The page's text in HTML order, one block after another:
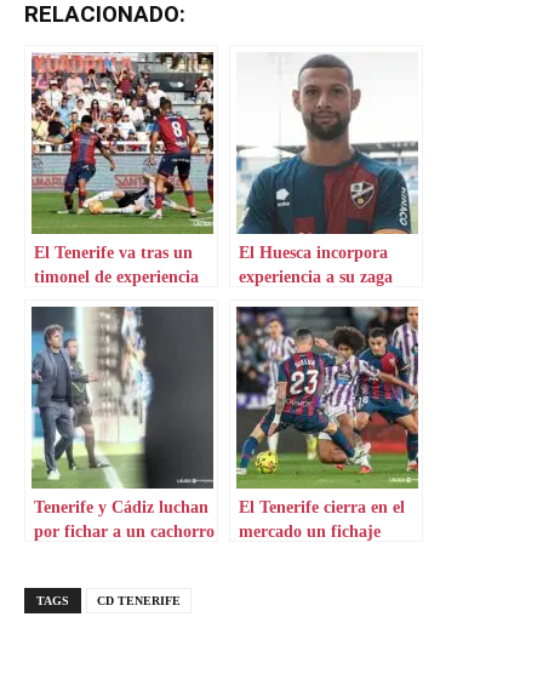
RELACIONADO:
El Tenerife va tras un
timonel de experiencia
El Huesca incorpora
experiencia a su zaga
Tenerife y Cádiz luchan
por fichar a un cachorro
El Tenerife cierra en el
mercado un fichaje
TAGS CD TENERIFE